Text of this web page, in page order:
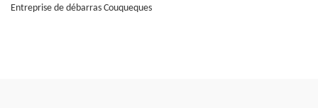
Entreprise de débarras Couqueques